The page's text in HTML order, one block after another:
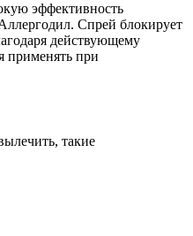
эффективность
Спрей блокирует
действующему
применять при
такие